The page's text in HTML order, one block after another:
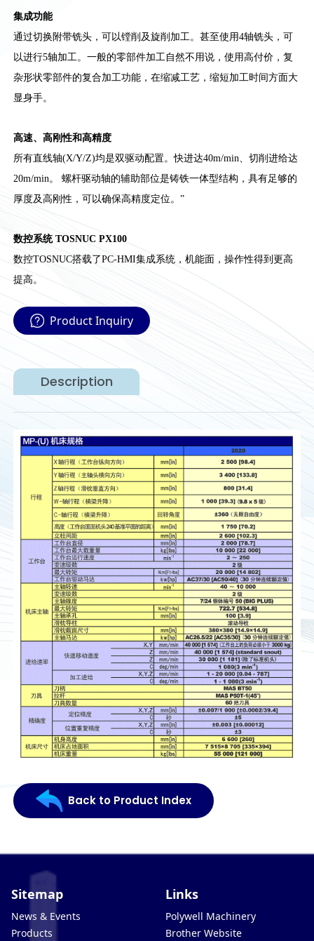
集成功能
通过切换附带铣头，可以镗削及旋削加工。甚至使用4轴铣头，可
以进行5轴加工。一般的零部件加工自然不用说，使用高付价，复
杂形状零部件的复合加工功能，在缩减工艺，缩短加工时间方面大
显身手。
高速、高刚性和高精度
所有直线轴(X/Y/Z)均是双驱动配置。快进达40m/min、切削进给达
20m/min。 螺杆驱动轴的辅助部位是铸铁一体型结构，具有足够的
厚度及高刚性，可以确保高精度定位。”
数控系统 TOSNUC PX100
数控TOSNUC搭载了PC-HMI集成系统，机能面，操作性得到更高
提高。
Product Inquiry
Description
Back to Product Index
Sitemap
News & Events
Products
Links
Polywell Machinery
Brother Website